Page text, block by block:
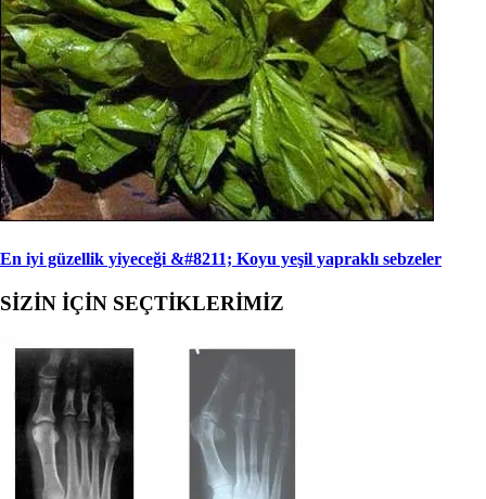
En iyi güzellik yiyeceği &#8211; Koyu yeşil yapraklı sebzeler
SİZİN İÇİN SEÇTİKLERİMİZ